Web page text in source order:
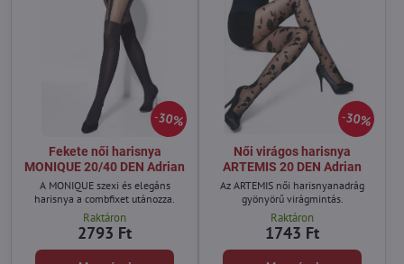
30%
Fekete női harisnya
MONIQUE 20/40 DEN Adrian
A MONIQUE szexi és elegáns
harisnya a combfixet utánozza.
Raktáron
2793 Ft
30%
Női virágos harisnya
ARTEMIS 20 DEN Adrian
Az ARTEMIS női harisnyanadrág
gyönyörű virágmintás.
Raktáron
1743 Ft